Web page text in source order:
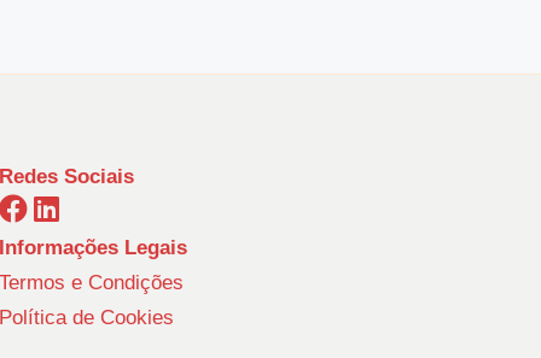
Redes Sociais
Informações Legais
Termos e Condições
Política de Cookies